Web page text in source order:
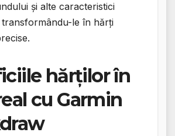
și alte caracteristici
le în hărți
hărților în
cu Garmin